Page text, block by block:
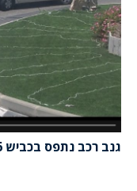
גנב רכב נתפס בכביש 6 לאחר מרדף ממושך